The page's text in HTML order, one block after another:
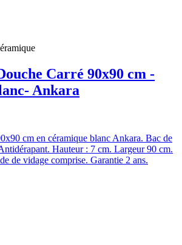
Carré 90x90 cm -
Ankara
cm en céramique blanc Ankara. Bac de
Hauteur : 7 cm. Largeur 90 cm.
de vidage comprise. Garantie 2 ans.